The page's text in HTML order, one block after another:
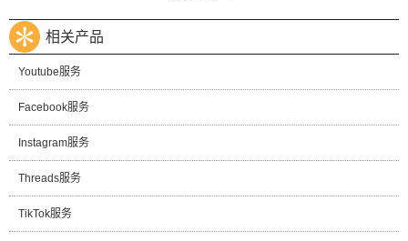
相关产品
Youtube服务
Facebook服务
Instagram服务
Threads服务
TikTok服务